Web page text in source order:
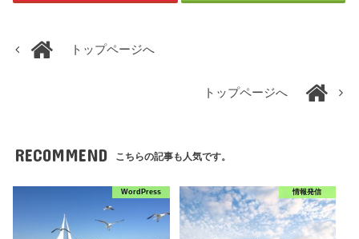
トップページへ
トップページへ
RECOMMEND こちらの記事も人気です。
WordPress 情報発信